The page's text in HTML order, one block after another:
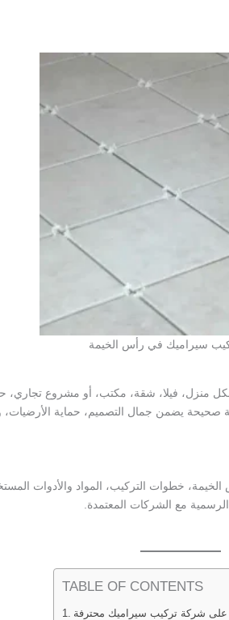
سيراميك في رأس الخيمة
منزل، فيلا، شقة، مكتب، أو مشروع تجاري،
يضمن جمال التصميم، حماية الأرضيات،
خطوات التركيب، المواد والأدوات
الرسمية مع الشركات المعتمدة.
TABLE OF CONTENTS
على شركة تركيب سيراميك محترفة